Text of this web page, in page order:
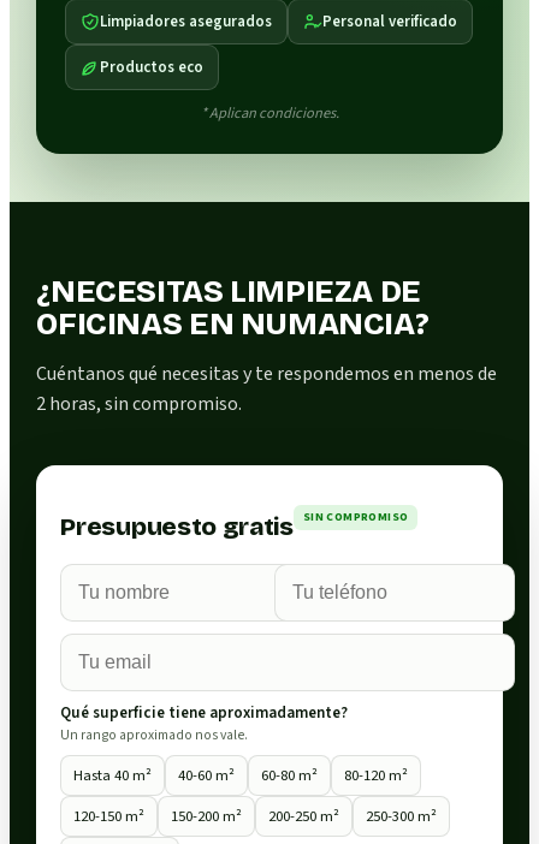
Limpiadores asegurados Personal verificado
Productos eco
* Aplican condiciones.
¿NECESITAS LIMPIEZA DE
OFICINAS EN NUMANCIA?
Cuéntanos qué necesitas y te respondemos en menos de
2 horas, sin compromiso.
Presupuesto gratis SIN COMPROMISO
Qué superficie tiene aproximadamente?
Un rango aproximado nos vale.
Hasta 40 m² 40-60 m² 60-80 m²
80-120 m²
120-150 m²
150-200 m² 200-250 m²
250-300 m²